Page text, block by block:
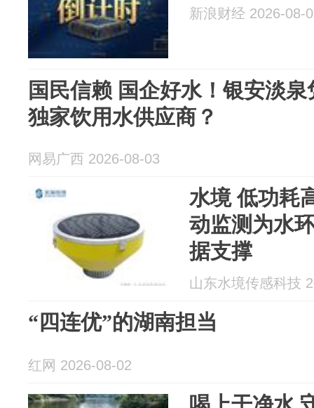
新浪财经 2026-08-
国民信赖 国企好水！银安淡
独家饮用水供应商？
网易广西 2026-08-03
水境 低功耗
动监测为水
据支撑
山东水境传感科技
“四连优”的湖南担当
红网 2026-08-02